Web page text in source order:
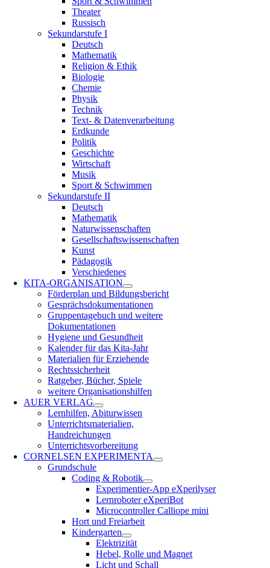
Theater
Russisch
Sekundarstufe I
Deutsch
Mathematik
Religion & Ethik
Biologie
Chemie
Physik
Technik
Text- & Datenverarbeitung
Erdkunde
Politik
Geschichte
Wirtschaft
Musik
Sport & Schwimmen
Sekundarstufe II
Deutsch
Mathematik
Naturwissenschaften
Gesellschaftswissenschaften
Kunst
Pädagogik
Verschiedenes
KITA-ORGANISATION
Förderplan und Bildungsbericht
Gesprächsdokumentationen
Gruppentagebuch und weitere
Dokumentationen
Hygiene und Gesundheit
Kalender für das Kita-Jahr
Materialien für Erziehende
Rechtssicherheit
Ratgeber, Bücher, Spiele
weitere Organisationshilfen
AUER VERLAG
Lernhilfen, Abiturwissen
Unterrichtsmaterialien,
Handreichungen
Unterrichtsvorbereitung
CORNELSEN EXPERIMENTA
Grundschule
Coding & Robotik
Experimentier-App eXperilyser
Lernroboter eXperiBot
Microcontroller Calliope mini
Hort und Freiarbeit
Kindergarten
Elektrizität
Hebel, Rolle und Magnet
Licht und Schall